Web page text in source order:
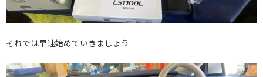
それでは早速始めていきましょう